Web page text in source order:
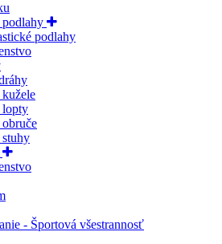
podlahy
lopty
- Športová všestrannosť